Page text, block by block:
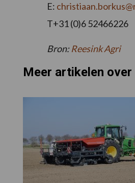
E:
T+31 (0)6 52466226
Bron:Reesink Agri
Meer artikelen over